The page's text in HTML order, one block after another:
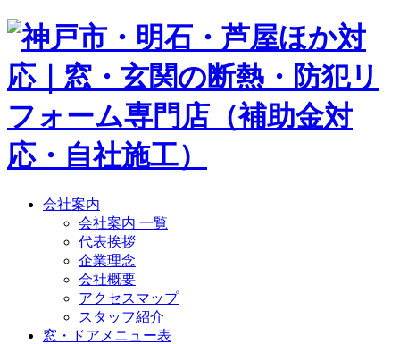
会社案内
会社案内 一覧
代表挨拶
企業理念
会社概要
アクセスマップ
スタッフ紹介
窓・ドアメニュー表